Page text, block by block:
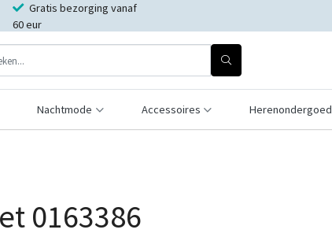
Gratis bezorging vanaf
60 eur
Nachtmode Accessoires Herenondergoed
0163386